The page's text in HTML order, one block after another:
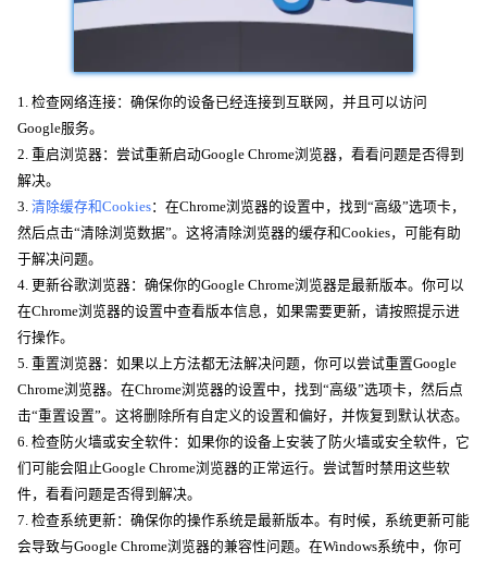
1. 检查网络连接：确保你的设备已经连接到互联网，并且可以访问
Google服务。
2. 重启浏览器：尝试重新启动Google Chrome浏览器，看看问题是否得到
解决。
3. 清除缓存和Cookies：在Chrome浏览器的设置中，找到“高级”选项卡，
然后点击“清除浏览数据”。这将清除浏览器的缓存和Cookies，可能有助
于解决问题。
4. 更新谷歌浏览器：确保你的Google Chrome浏览器是最新版本。你可以
在Chrome浏览器的设置中查看版本信息，如果需要更新，请按照提示进
行操作。
5. 重置浏览器：如果以上方法都无法解决问题，你可以尝试重置Google
Chrome浏览器。在Chrome浏览器的设置中，找到“高级”选项卡，然后点
击“重置设置”。这将删除所有自定义的设置和偏好，并恢复到默认状态。
6. 检查防火墙或安全软件：如果你的设备上安装了防火墙或安全软件，它
们可能会阻止Google Chrome浏览器的正常运行。尝试暂时禁用这些软
件，看看问题是否得到解决。
7. 检查系统更新：确保你的操作系统是最新版本。有时候，系统更新可能
会导致与Google Chrome浏览器的兼容性问题。在Windows系统中，你可